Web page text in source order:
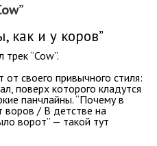
как и у коров”
“Cow”.
своего привычного стиля:
поверх которого кладутся
панчлайны. “Почему в
воров / В детстве на
ворот” — такой тут